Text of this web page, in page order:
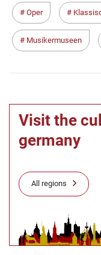
Oper
Musikermuseen
Visit the
germany
All regions